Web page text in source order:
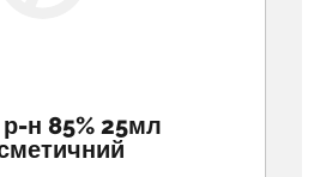
н 85% 25мл